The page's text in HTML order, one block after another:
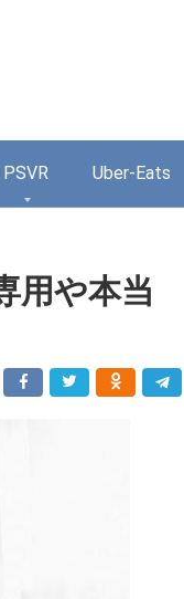
PSVR Uber-Eats
用や本当